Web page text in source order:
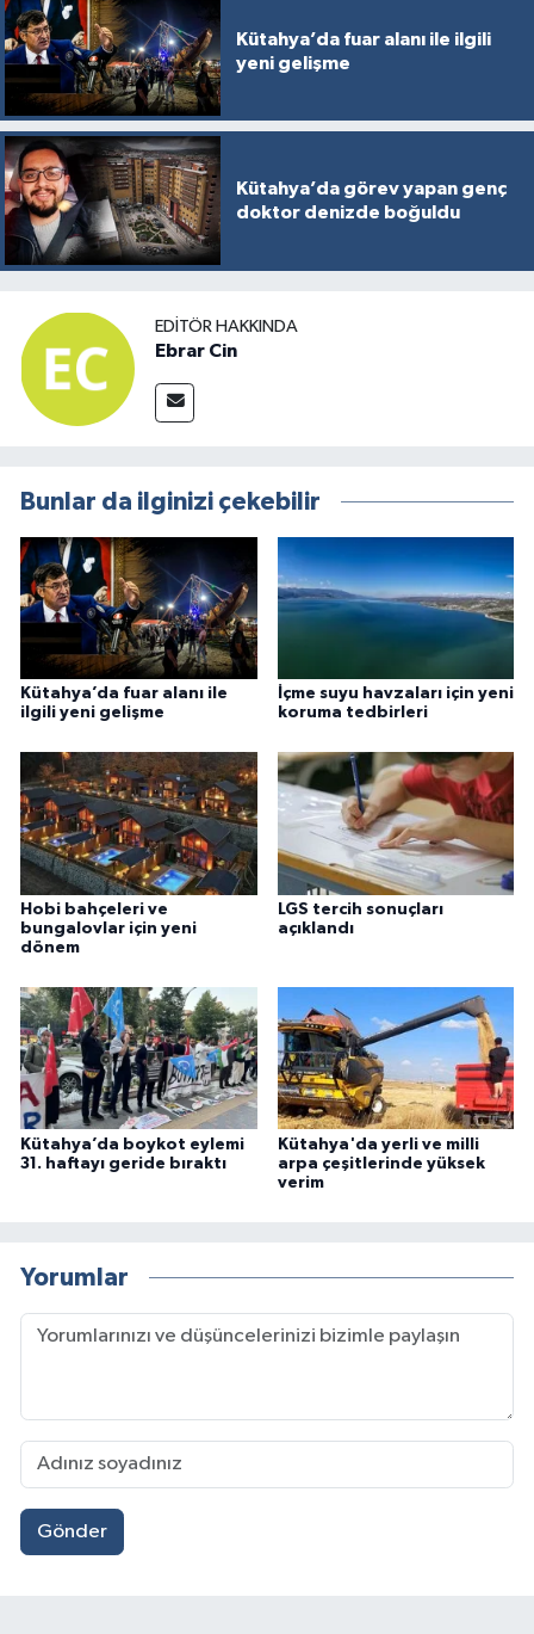
Kütahya’da fuar alanı ile ilgili
yeni gelişme
Kütahya’da görev yapan genç
doktor denizde boğuldu
EDITÖR HAKKINDA
Ebrar Cin
Bunlar da ilginizi çekebilir
Kütahya’da fuar alanı ile
ilgili yeni gelişme
İçme suyu havzaları için yeni
koruma tedbirleri
Hobi bahçeleri ve
bungalovlar için yeni
dönem
LGS tercih sonuçları
açıklandı
Kütahya’da boykot eylemi
31. haftayı geride bıraktı
Kütahya'da yerli ve milli
arpa çeşitlerinde yüksek
verim
Yorumlar
Gönder